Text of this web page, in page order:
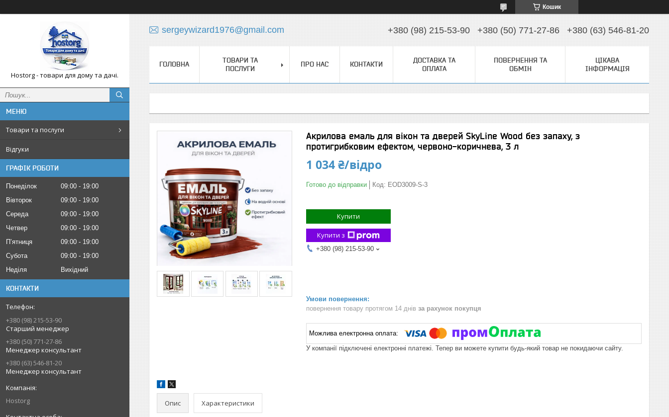
Кошик
Hostorg - товари для дому та дачі.
Товари та послуги
Відгуки
ГРАФІК РОБОТИ
Понеділок 09:00
19:00
Вівторок
09:00
19:00
Середа
09:00
19:00
Четвер
09:00
19:00
Пʼятниця
09:00
19:00
Субота
09:00
19:00
Неділя
Вихідний
КОНТАКТИ
+380 (98) 215-53-90
Старший менеджер
+380 (50) 771-27-86
Менеджер консультант
+380 (63) 546-81-20
Менеджер консультант
Hostorg
sergeywizard1976@gmail.com +380 (98) 215-53-90 +380 (50) 771-27-86 +380 (63) 546-81-20
ГОЛОВНА
ТОВАРИ ТА
ПОСЛУГИ
ПРО НАС КОНТАКТИ
ДОСТАВКА ТА
ОПЛАТА
ПОВЕРНЕННЯ ТА
ОБМІН
ЦІКАВА
ІНФОРМАЦІЯ
Акрилова емаль для вікон та дверей SkyLine Wood без запаху, з
протигрибковим ефектом, червоно-коричнева, 3 л
1 034 ₴/відро
Готово до відправки Код: EOD3009-S-3
Купити
Купити з
+380 (98) 215-53-90
повернення товару протягом 14 днів за рахунок покупця
У компанії підключені електронні платежі. Тепер ви можете купити будь-який товар не покидаючи сайту.
Опис Характеристики